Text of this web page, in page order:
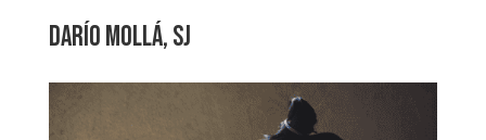
DARÍO MOLLÁ, SJ